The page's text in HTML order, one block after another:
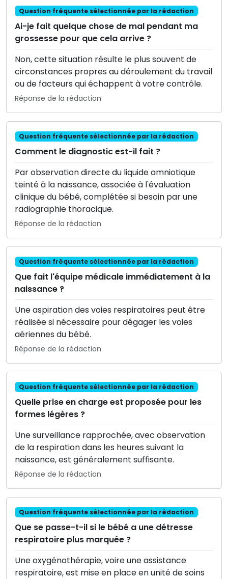
Question fréquente sélectionnée par la rédaction
Ai-je fait quelque chose de mal pendant ma
grossesse pour que cela arrive ?
Non, cette situation résulte le plus souvent de
circonstances propres au déroulement du travail
ou de facteurs qui échappent à votre contrôle.
Réponse de la rédaction
Question fréquente sélectionnée par la rédaction
Comment le diagnostic est-il fait ?
Par observation directe du liquide amniotique
teinté à la naissance, associée à l'évaluation
clinique du bébé, complétée si besoin par une
radiographie thoracique.
Réponse de la rédaction
Question fréquente sélectionnée par la rédaction
Que fait l'équipe médicale immédiatement à la
naissance ?
Une aspiration des voies respiratoires peut être
réalisée si nécessaire pour dégager les voies
aériennes du bébé.
Réponse de la rédaction
Question fréquente sélectionnée par la rédaction
Quelle prise en charge est proposée pour les
formes légères ?
Une surveillance rapprochée, avec observation
de la respiration dans les heures suivant la
naissance, est généralement suffisante.
Réponse de la rédaction
Question fréquente sélectionnée par la rédaction
Que se passe-t-il si le bébé a une détresse
respiratoire plus marquée ?
Une oxygénothérapie, voire une assistance
respiratoire, est mise en place en unité de soins